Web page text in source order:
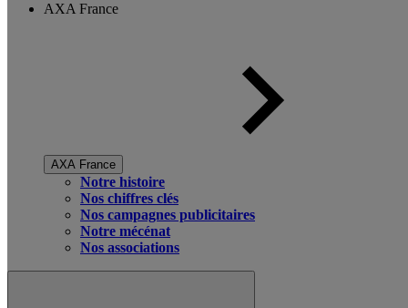
AXA France
AXA France
Notre histoire
Nos chiffres clés
Nos campagnes publicitaires
Notre mécénat
Nos associations